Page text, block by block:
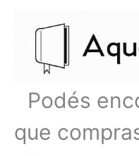
Podés
que